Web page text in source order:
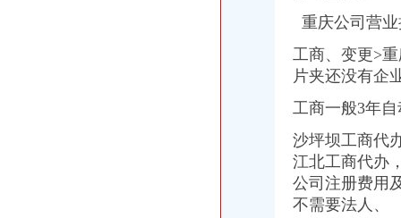
重庆公司营
工商、变更>
片夹还没有企
工商一般3年
沙坪坝工商代
江北工商代办
公司注册费用
不需要法人、